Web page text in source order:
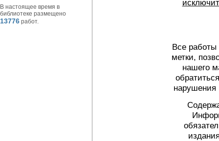
В настоящее время в
библиотеке размещено
13776 работ.
Все
метки,
нашего
нарушения